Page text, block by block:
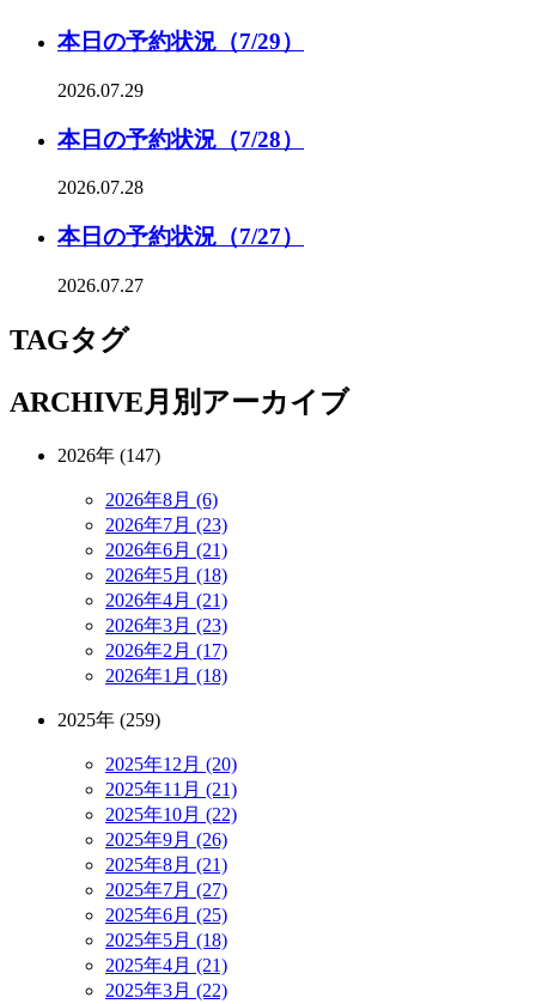
本日の予約状況（7/29）
2026.07.29
本日の予約状況（7/28）
2026.07.28
本日の予約状況（7/27）
2026.07.27
TAGタグ
ARCHIVE月別アーカイブ
2026年 (147)
2026年8月 (6)
2026年7月 (23)
2026年6月 (21)
2026年5月 (18)
2026年4月 (21)
2026年3月 (23)
2026年2月 (17)
2026年1月 (18)
2025年 (259)
2025年12月 (20)
2025年11月 (21)
2025年10月 (22)
2025年9月 (26)
2025年8月 (21)
2025年7月 (27)
2025年6月 (25)
2025年5月 (18)
2025年4月 (21)
2025年3月 (22)